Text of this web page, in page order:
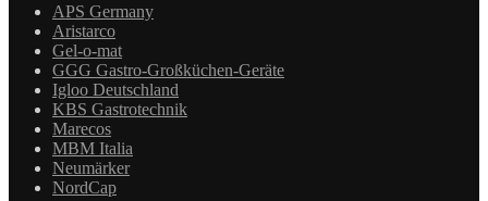
APS Germany
Aristarco
Gel-o-mat
GGG Gastro-Großküchen-Geräte
Igloo Deutschland
KBS Gastrotechnik
Marecos
MBM Italia
Neumärker
NordCap